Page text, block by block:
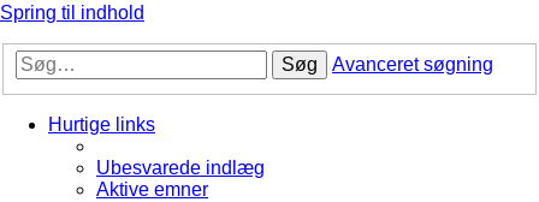
Spring til indhold
Søg Avanceret søgning
Hurtige links
Ubesvarede indlæg
Aktive emner